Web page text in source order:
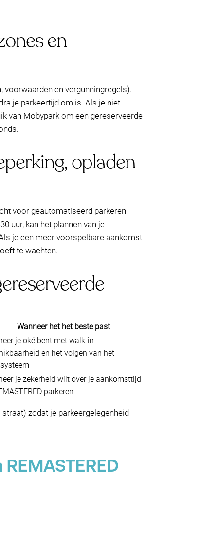
en
voorwaarden en vergunningregels).
je parkeertijd om is. Als je niet
van Mobypark om een gereserveerde
opladen
voor geautomatiseerd parkeren
uur, kan het plannen van je
je een meer voorspelbare aankomst
te wachten.
Wanneer het het beste past
je oké bent met walk-in
en het volgen van het
je zekerheid wilt over je aankomsttijd
parkeren
zodat je parkeergelegenheid